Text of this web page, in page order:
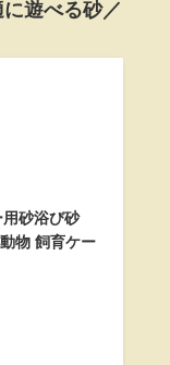
遊べる砂／
用砂浴び砂
物 飼育ケー